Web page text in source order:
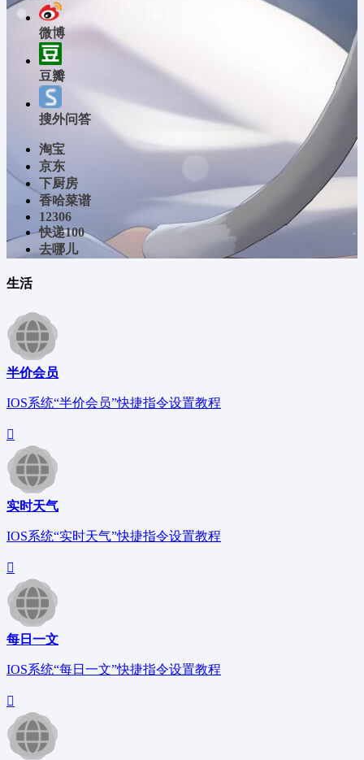
微博
豆瓣
搜外问答
淘宝
京东
下厨房
香哈菜谱
12306
快递100
去哪儿
生活
半价会员
IOS系统“半价会员”快捷指令设置教程
实时天气
IOS系统“实时天气”快捷指令设置教程
每日一文
IOS系统“每日一文”快捷指令设置教程